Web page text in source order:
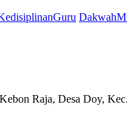
Raja, Desa Doy,